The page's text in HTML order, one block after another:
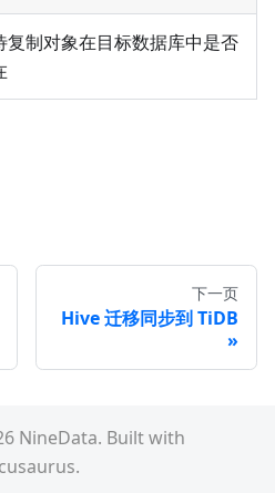
复制对象在目标数据库中是否
下一页
Hive 迁移同步到 TiDB
NineData. Built with